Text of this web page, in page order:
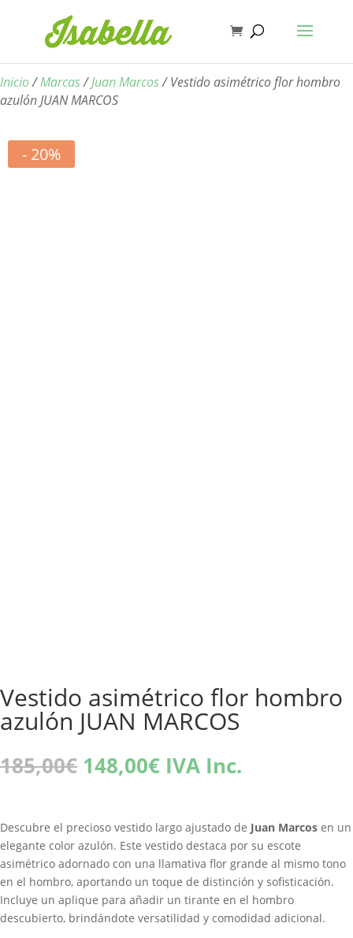
Inicio/Marcas/Juan Marcos/ Vestido asimétrico flor hombro
azulón JUAN MARCOS
- 20%
Vestido asimétrico flor hombro
azulón JUAN MARCOS
185,00€ El
precio
era:
185,00€.
148,00€El
precio
es:
148,00€.
IVA Inc.
Descubre el precioso vestido largo ajustado de Juan Marcos en un
elegante color azulón. Este vestido destaca por su escote
asimétrico adornado con una llamativa flor grande al mismo tono
en el hombro, aportando un toque de distinción y sofisticación.
Incluye un aplique para añadir un tirante en el hombro
descubierto, brindándote versatilidad y comodidad adicional.